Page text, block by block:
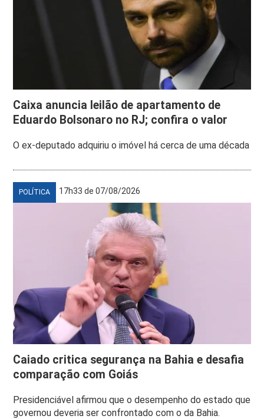
Caixa anuncia leilão de apartamento de
Eduardo Bolsonaro no RJ; confira o valor
O ex-deputado adquiriu o imóvel há cerca de uma década
POLÍTICA 17h33 de 07/08/2026
Caiado critica segurança na Bahia e desafia
comparação com Goiás
Presidenciável afirmou que o desempenho do estado que
governou deveria ser confrontado com o da Bahia.